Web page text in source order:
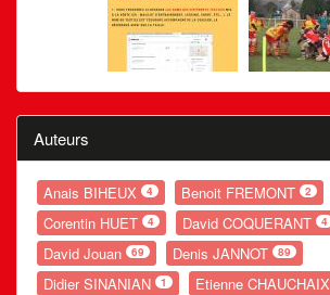
Auteurs
Anais BIHEUX 4 Benoit FREMONT 2
Corentin HUET 4 David COQUERANT 4
David Jouan 69 Denis JANNOT 89
Didier SINANIAN 1 Etienne CHAUCHAIX